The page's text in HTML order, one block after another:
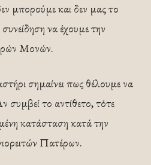
μπορούμε και δεν μας το
να έχουμε την
Μονών.
σημαίνει πως θέλουμε να
συμβεί το αντίθετο, τότε
κατάσταση κατά την
Πατέρων.